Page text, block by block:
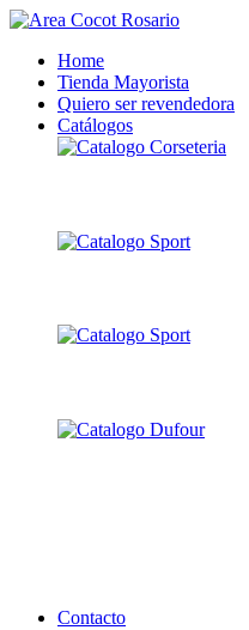
Home
Tienda Mayorista
Quiero ser revendedora
Catálogos
Contacto